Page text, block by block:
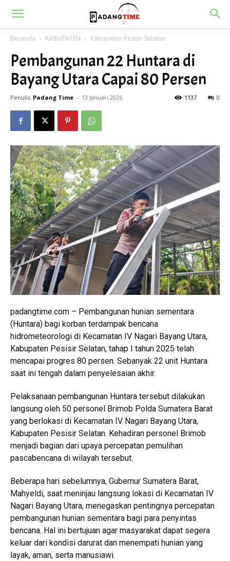
Beranda KABUPATEN Kabupaten Pesisir Selatan
Pembangunan 22 Huntara di
Bayang Utara Capai 80 Persen
Penulis Padang Time - 13 Januari 2026 0
1137
padangtime.com – Pembangunan hunian sementara
(Huntara) bagi korban terdampak bencana
hidrometeorologi di Kecamatan IV Nagari Bayang Utara,
Kabupaten Pesisir Selatan, tahap I tahun 2025 telah
mencapai progres 80 persen. Sebanyak 22 unit Huntara
saat ini tengah dalam penyelesaian akhir.
Pelaksanaan pembangunan Huntara tersebut dilakukan
langsung oleh 50 personel Brimob Polda Sumatera Barat
yang berlokasi di Kecamatan IV Nagari Bayang Utara,
Kabupaten Pesisir Selatan. Kehadiran personel Brimob
menjadi bagian dari upaya percepatan pemulihan
pascabencana di wilayah tersebut.
Beberapa hari sebelumnya, Gubernur Sumatera Barat,
Mahyeldi, saat meninjau langsung lokasi di Kecamatan IV
Nagari Bayang Utara, menegaskan pentingnya percepatan
pembangunan hunian sementara bagi para penyintas
bencana. Hal ini bertujuan agar masyarakat dapat segera
keluar dari kondisi darurat dan menempati hunian yang
layak, aman, serta manusiawi.